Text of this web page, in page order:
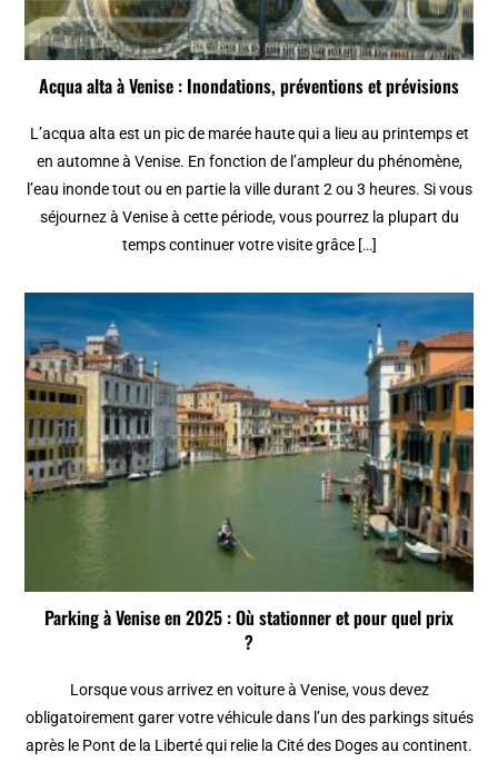
Acqua alta à Venise : Inondations, préventions et prévisions
L’acqua alta est un pic de marée haute qui a lieu au printemps et
en automne à Venise. En fonction de l’ampleur du phénomène,
l’eau inonde tout ou en partie la ville durant 2 ou 3 heures. Si vous
séjournez à Venise à cette période, vous pourrez la plupart du
temps continuer votre visite grâce […]
Parking à Venise en 2025 : Où stationner et pour quel prix
?
Lorsque vous arrivez en voiture à Venise, vous devez
obligatoirement garer votre véhicule dans l’un des parkings situés
après le Pont de la Liberté qui relie la Cité des Doges au continent.